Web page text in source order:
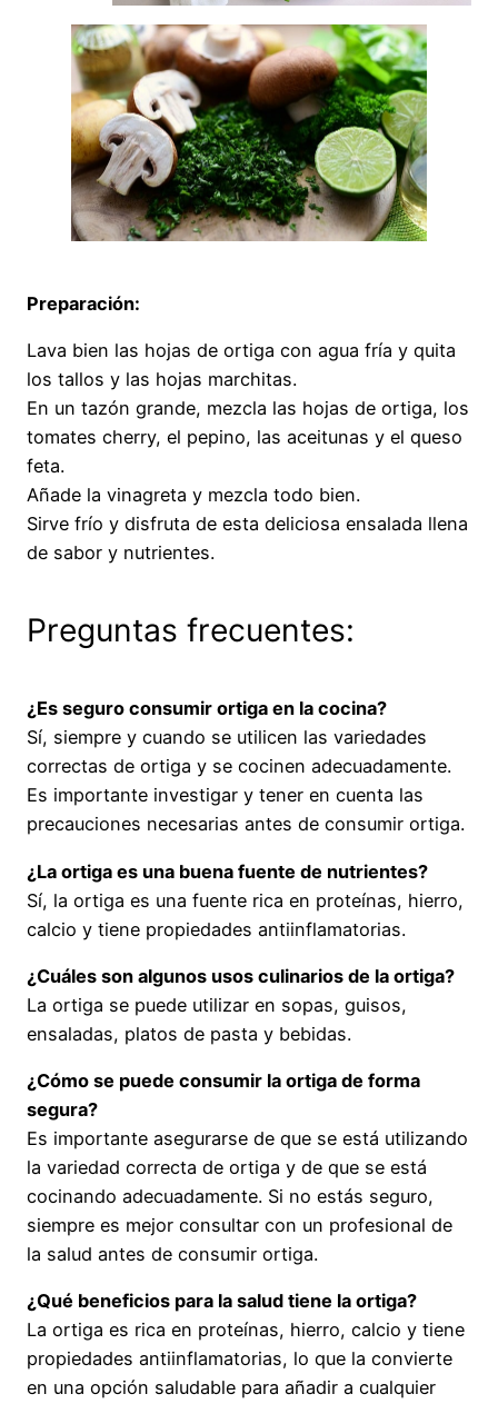
Preparación:
Lava bien las hojas de ortiga con agua fría y quita
los tallos y las hojas marchitas.
En un tazón grande, mezcla las hojas de ortiga, los
tomates cherry, el pepino, las aceitunas y el queso
feta.
Añade la vinagreta y mezcla todo bien.
Sirve frío y disfruta de esta deliciosa ensalada llena
de sabor y nutrientes.
Preguntas frecuentes:
¿Es seguro consumir ortiga en la cocina?
Sí, siempre y cuando se utilicen las variedades
correctas de ortiga y se cocinen adecuadamente.
Es importante investigar y tener en cuenta las
precauciones necesarias antes de consumir ortiga.
¿La ortiga es una buena fuente de nutrientes?
Sí, la ortiga es una fuente rica en proteínas, hierro,
calcio y tiene propiedades antiinflamatorias.
¿Cuáles son algunos usos culinarios de la ortiga?
La ortiga se puede utilizar en sopas, guisos,
ensaladas, platos de pasta y bebidas.
¿Cómo se puede consumir la ortiga de forma
segura?
Es importante asegurarse de que se está utilizando
la variedad correcta de ortiga y de que se está
cocinando adecuadamente. Si no estás seguro,
siempre es mejor consultar con un profesional de
la salud antes de consumir ortiga.
¿Qué beneficios para la salud tiene la ortiga?
La ortiga es rica en proteínas, hierro, calcio y tiene
propiedades antiinflamatorias, lo que la convierte
en una opción saludable para añadir a cualquier